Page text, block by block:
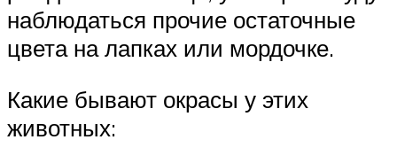
наблюдаться прочие остаточные
цвета на лапках или мордочке.
Какие бывают окрасы у этих
животных: